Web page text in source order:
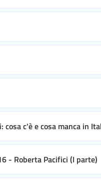
c'è e cosa manca in
- Roberta Pacifici (I parte)